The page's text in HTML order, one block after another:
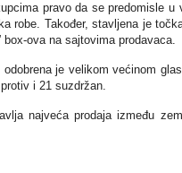
pravo da se predomisle u
robe. Također, stavljena je
ova na sajtovima prodavaca.
je velikom većinom
i 21 suzdržan.
najveća prodaja između